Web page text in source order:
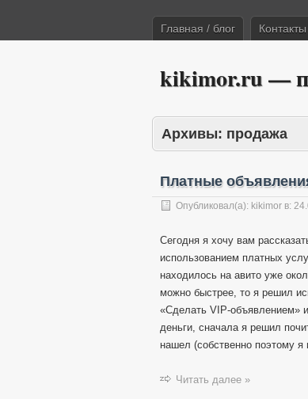
Главная / блог Контакты
kikimor.ru —
Архивы: продажа
Платные
Опубликовал(а): kikimor в:
Сегодня я хочу вам
использованием платных
находилось на авито уже
можно быстрее, то я решил
«Сделать VIP-объявлением»
деньги, сначала я решил
нашел (cобственно поэтому
Читать далее »